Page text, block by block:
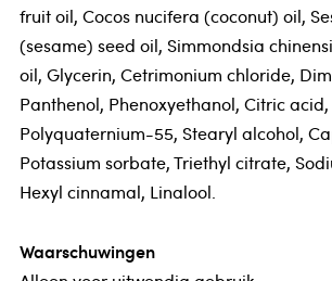
fruit oil, Cocos nucifera (coconut) oil,
(sesame) seed oil, Simmondsia
oil, Glycerin, Cetrimonium chloride,
Panthenol, Phenoxyethanol, Citric acid,
Polyquaternium-55, Stearyl alcohol,
Potassium sorbate, Triethyl citrate,
Hexyl cinnamal, Linalool.
Waarschuwingen